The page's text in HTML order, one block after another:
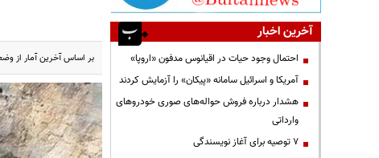
بر اساس آخرین آمار از
آخرین اخبار
احتمال وجود حیات در اقیانوس مدفون «اروپا»
آمریکا و اسرائیل سامانه «پیکان» را آزمایش کردند
هشدار درباره فروش حواله‌های صوری خودروهای
وارداتی
۷ توصیه برای آغاز نویسندگی